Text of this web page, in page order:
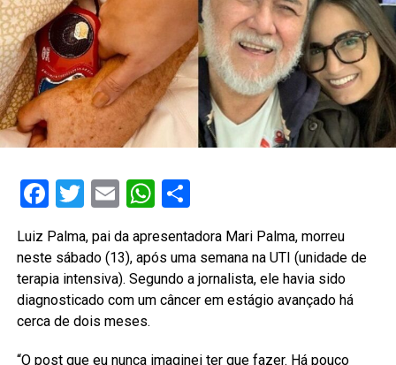
Facebook
Twitter
EmailWhatsApp
Share
Luiz Palma, pai da apresentadora Mari Palma, morreu
neste sábado (13), após uma semana na UTI (unidade de
terapia intensiva). Segundo a jornalista, ele havia sido
diagnosticado com um câncer em estágio avançado há
cerca de dois meses.
“O post que eu nunca imaginei ter que fazer. Há pouco